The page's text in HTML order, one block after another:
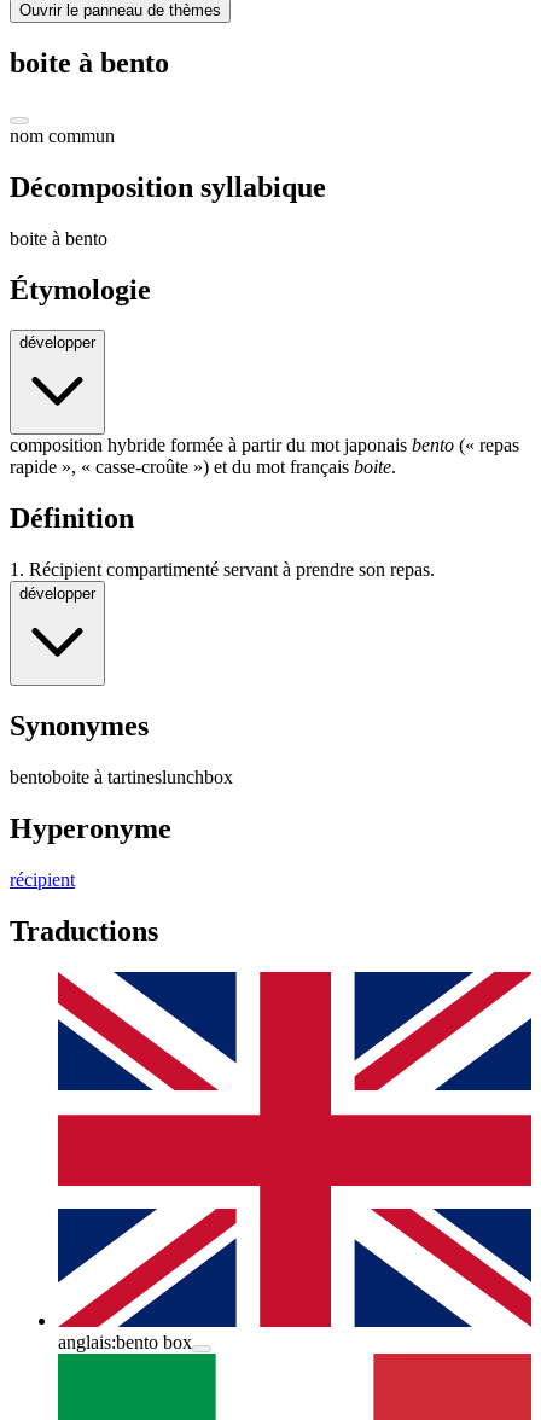
Ouvrir le panneau de thèmes
boite à bento
nom commun
Décomposition syllabique
boite à bento
Étymologie
développer
composition hybride formée à partir du mot japonais bento (« repas
rapide », « casse-croûte ») et du mot français boite.
Définition
1. Récipient compartimenté servant à prendre son repas.
développer
Synonymes
bentoboite à tartineslunchbox
Hyperonyme
récipient
Traductions
anglais:bento box